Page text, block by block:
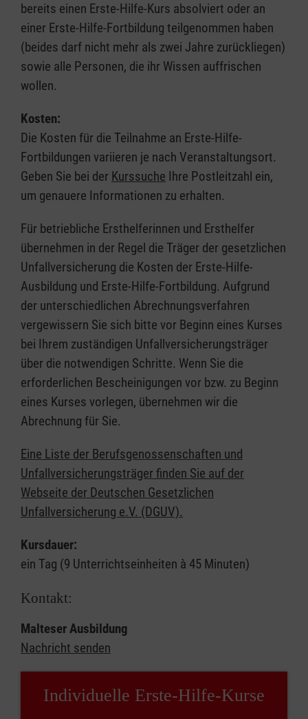
bereits einen Erste-Hilfe-Kurs absolviert oder an
einer Erste-Hilfe-Fortbildung teilgenommen haben
(beides darf nicht mehr als zwei Jahre zurückliegen)
sowie alle Personen, die ihr Wissen auffrischen
wollen.
Kosten:
Die Kosten für die Teilnahme an Erste-Hilfe-
Fortbildungen variieren je nach Veranstaltungsort.
Geben Sie bei der Kurssuche Ihre Postleitzahl ein,
um genauere Informationen zu erhalten.
Für betriebliche Ersthelferinnen und Ersthelfer
übernehmen in der Regel die Träger der gesetzlichen
Unfallversicherung die Kosten der Erste-Hilfe-
Ausbildung und Erste-Hilfe-Fortbildung. Aufgrund
der unterschiedlichen Abrechnungsverfahren
vergewissern Sie sich bitte vor Beginn eines Kurses
bei Ihrem zuständigen Unfallversicherungsträger
über die notwendigen Schritte. Wenn Sie die
erforderlichen Bescheinigungen vor bzw. zu Beginn
eines Kurses vorlegen, übernehmen wir die
Abrechnung für Sie.
Eine Liste der Berufsgenossenschaften und
Unfallversicherungsträger finden Sie auf der
Webseite der Deutschen Gesetzlichen
Unfallversicherung e.V. (DGUV).
Kursdauer:
ein Tag (9 Unterrichtseinheiten à 45 Minuten)
Kontakt:
Malteser Ausbildung
Nachricht senden
Individuelle Erste-Hilfe-Kurse